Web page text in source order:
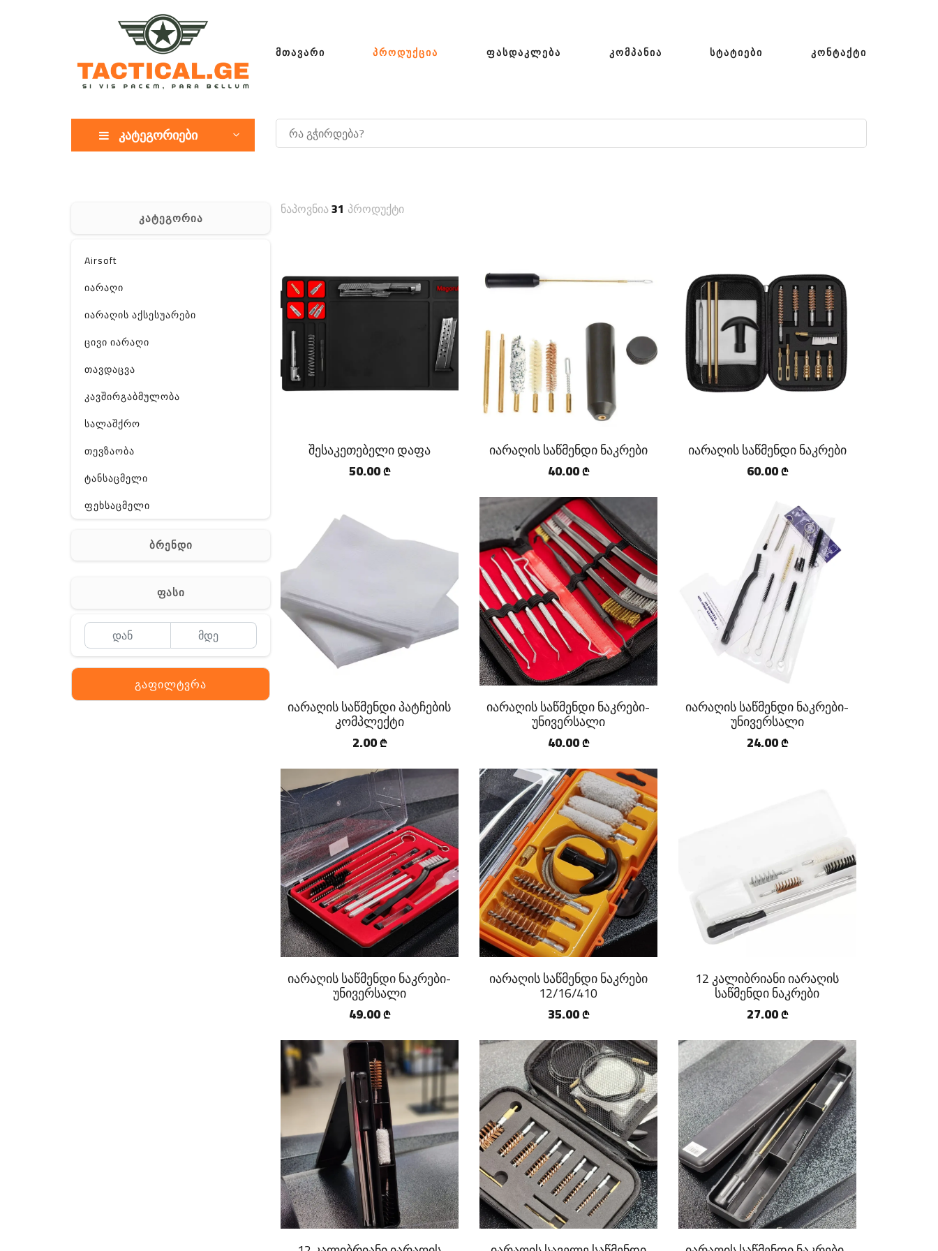
ᲛᲗᲐᲕᲐᲠᲘ ᲞᲠᲝᲓᲣᲥᲪᲘᲐ ᲤᲐᲡᲓᲐᲙᲚᲔᲑᲐ ᲙᲝᲛᲞᲐᲜᲘᲐ ᲡᲢᲐᲢᲘᲔᲑᲘ ᲙᲝᲜᲢᲐᲥᲢᲘ
კატეგორიები
კატეგორია
Airsoft
იარაღი
იარაღის აქსესუარები
ცივი იარაღი
თავდაცვა
კავშირგაბმულობა
სალაშქრო
თევზაობა
ტანსაცმელი
ფეხსაცმელი
აქსესუარები
Off-Road
ბრენდი
ფასი
გაფილტვრა
ნაპოვნია31 პროდუქტი
შესაკეთებელი დაფა
50.00 ₾
იარაღის საწმენდი ნაკრები
40.00 ₾
იარაღის საწმენდი ნაკრები
60.00 ₾
იარაღის საწმენდი პატჩების
კომპლექტი
2.00 ₾
იარაღის საწმენდი ნაკრები-
უნივერსალი
40.00 ₾
იარაღის საწმენდი ნაკრები-
უნივერსალი
24.00 ₾
იარაღის საწმენდი ნაკრები-
უნივერსალი
49.00 ₾
იარაღის საწმენდი ნაკრები
12/16/410
35.00 ₾
12 კალიბრიანი იარაღის
საწმენდი ნაკრები
27.00 ₾